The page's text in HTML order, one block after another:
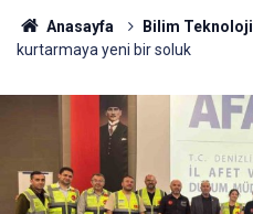
Anasayfa Bilim Teknoloji
kurtarmaya yeni bir soluk